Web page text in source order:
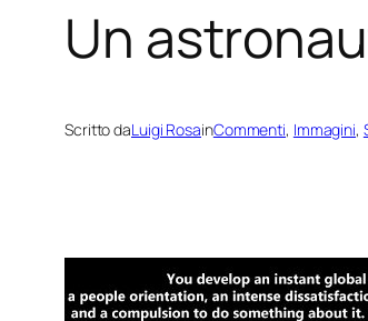
Un
Scritto daLuigi RosainCommenti, Immagini,